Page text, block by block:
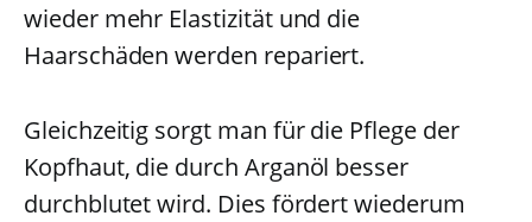
wieder mehr Elastizität und die
Haarschäden werden repariert.
Gleichzeitig sorgt man für die Pflege der
Kopfhaut, die durch Arganöl besser
durchblutet wird. Dies fördert wiederum